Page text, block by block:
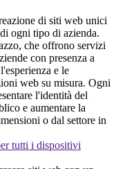
di siti web unici
ogni tipo di azienda.
che offrono servizi
con presenza a
e le
web su misura. Ogni
l'identità del
e aumentare la
o dal settore in
tutti i dispositivi